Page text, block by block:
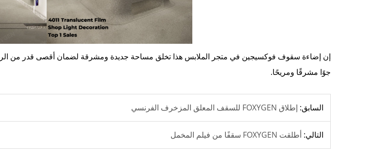
إن إضاءة سقوف فوكسيجين في متجر الملابس هذا تخلق مساحة جديدة ومشرقة لضمان أقصى قدر من الراحة
جوًا مشرقًا ومريحًا.
السابق: إطلاق FOXYGEN للسقف المعلق المزخرف الفرنسي
التالي: أطلقت FOXYGEN سقفًا من فيلم المخمل